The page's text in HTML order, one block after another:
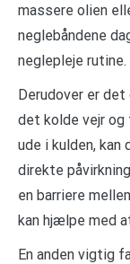
massere olien
neglebåndene
neglepleje rutine.
Derudover er
det kolde vejr og
ude i kulden,
direkte
en barriere
kan hjælpe med
En anden vigtig